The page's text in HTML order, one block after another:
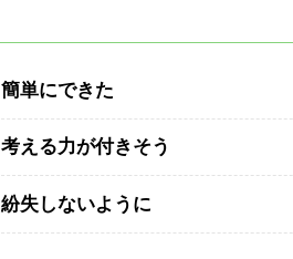
簡単にできた
考える力が付きそう
紛失しないように